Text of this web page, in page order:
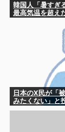
韓国人「暑すぎ
最高気温を超え
日本のX民が「
みたくない」と